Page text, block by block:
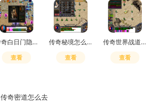
传奇白日门隐藏地图怎么开启
查看
传奇秘境怎么走最简单方法
查看
传奇世界战道组合怎么样
查看
传奇密道怎么去